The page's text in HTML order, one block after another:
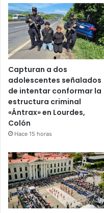
Capturan a dos
adolescentes señalados
de intentar conformar la
estructura criminal
«Ántrax» en Lourdes,
Colón
Hace 15 horas